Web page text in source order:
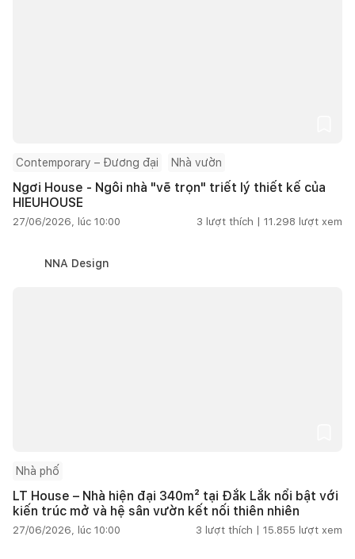
Contemporary – Đương đại Nhà vườn
Ngơi House - Ngôi nhà "vẽ trọn" triết lý thiết kế của
HIEUHOUSE
27/06/2026, lúc 10:00 3 lượt thích | 11.298 lượt xem
NNA Design
Nhà phố
LT House – Nhà hiện đại 340m² tại Đắk Lắk nổi bật với
kiến trúc mở và hệ sân vườn kết nối thiên nhiên
27/06/2026, lúc 10:00 3 lượt thích | 15.855 lượt xem